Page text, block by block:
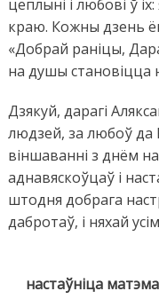
цеплыні і любові ў
краю. Кожны дзень ён
«Добрай раніцы,
на душы становіцца
Дзякуй, дарагі
людзей, за любоў да
віншаванні з днём
аднавяскоўцаў і
штодня добрага
дабротаў, і няхай
настаўніца